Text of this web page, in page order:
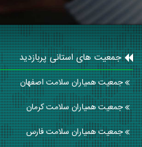
جمعیت های استانی پربازدید
جمعیت همیاران سلامت اصفهان
جمعیت همیاران سلامت كرمان
جمعیت همیاران سلامت فارس